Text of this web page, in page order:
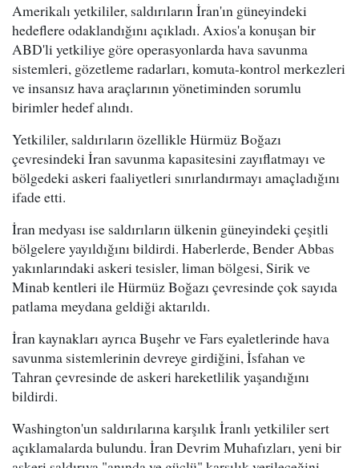
Amerikalı yetkililer, saldırıların İran'ın güneyindeki
hedeflere odaklandığını açıkladı. Axios'a konuşan bir
ABD'li yetkiliye göre operasyonlarda hava savunma
sistemleri, gözetleme radarları, komuta-kontrol merkezleri
ve insansız hava araçlarının yönetiminden sorumlu
birimler hedef alındı.
Yetkililer, saldırıların özellikle Hürmüz Boğazı
çevresindeki İran savunma kapasitesini zayıflatmayı ve
bölgedeki askeri faaliyetleri sınırlandırmayı amaçladığını
ifade etti.
İran medyası ise saldırıların ülkenin güneyindeki çeşitli
bölgelere yayıldığını bildirdi. Haberlerde, Bender Abbas
yakınlarındaki askeri tesisler, liman bölgesi, Sirik ve
Minab kentleri ile Hürmüz Boğazı çevresinde çok sayıda
patlama meydana geldiği aktarıldı.
İran kaynakları ayrıca Buşehr ve Fars eyaletlerinde hava
savunma sistemlerinin devreye girdiğini, İsfahan ve
Tahran çevresinde de askeri hareketlilik yaşandığını
bildirdi.
Washington'un saldırılarına karşılık İranlı yetkililer sert
açıklamalarda bulundu. İran Devrim Muhafızları, yeni bir